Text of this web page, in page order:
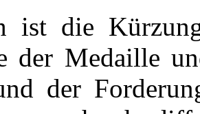
ist die
der Medaille
der